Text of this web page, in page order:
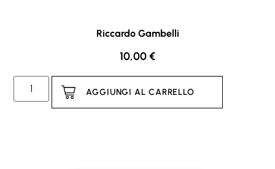
Riccardo Gambelli
10,00€
AGGIUNGI AL CARRELLO